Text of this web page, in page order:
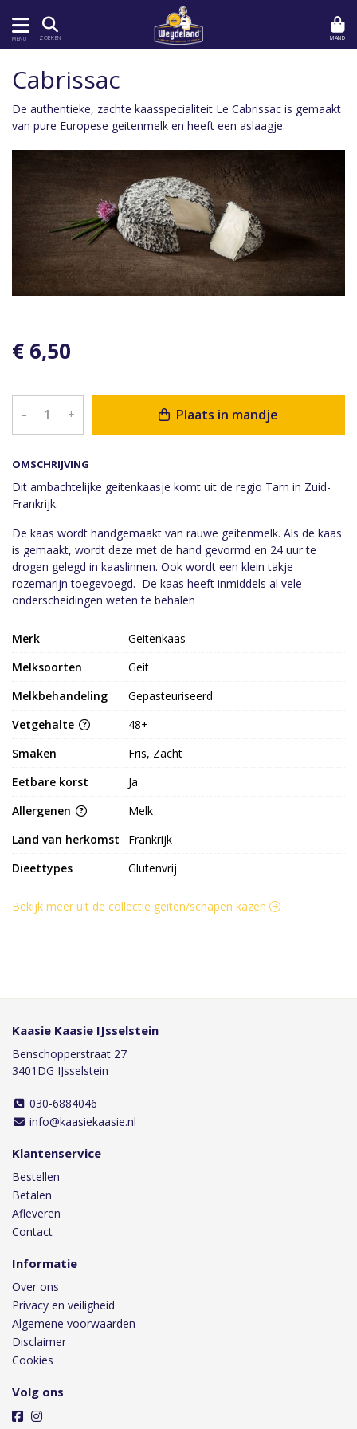
MENU ZOEKEN MAND
OMSCHRIJVING
Dit ambachtelijke geitenkaasje komt uit de regio Tarn in Zuid-
Frankrijk.
De kaas wordt handgemaakt van rauwe geitenmelk. Als de kaas
is gemaakt, wordt deze met de hand gevormd en 24 uur te
drogen gelegd in kaaslinnen. Ook wordt een klein takje
rozemarijn toegevoegd. De kaas heeft inmiddels al vele
onderscheidingen weten te behalen
Cabrissac
De authentieke, zachte kaasspecialiteit Le Cabrissac is gemaakt
van pure Europese geitenmelk en heeft een aslaagje.
€ 6,50
– + Plaats in mandje
Merk
Geitenkaas
Melksoorten
Geit
Melkbehandeling
Gepasteuriseerd
Vetgehalte
48+
Smaken
Fris, Zacht
Eetbare korst
Ja
Allergenen
Melk
Land van herkomst
Frankrijk
Dieettypes
Glutenvrij
Bekijk meer uit de collectie geiten/schapen kazen
Kaasie Kaasie IJsselstein
Benschopperstraat 27
3401DG IJsselstein
030-6884046
info@kaasiekaasie.nl
Klantenservice
Bestellen
Betalen
Afleveren
Contact
Informatie
Over ons
Privacy en veiligheid
Algemene voorwaarden
Disclaimer
Cookies
Volg ons